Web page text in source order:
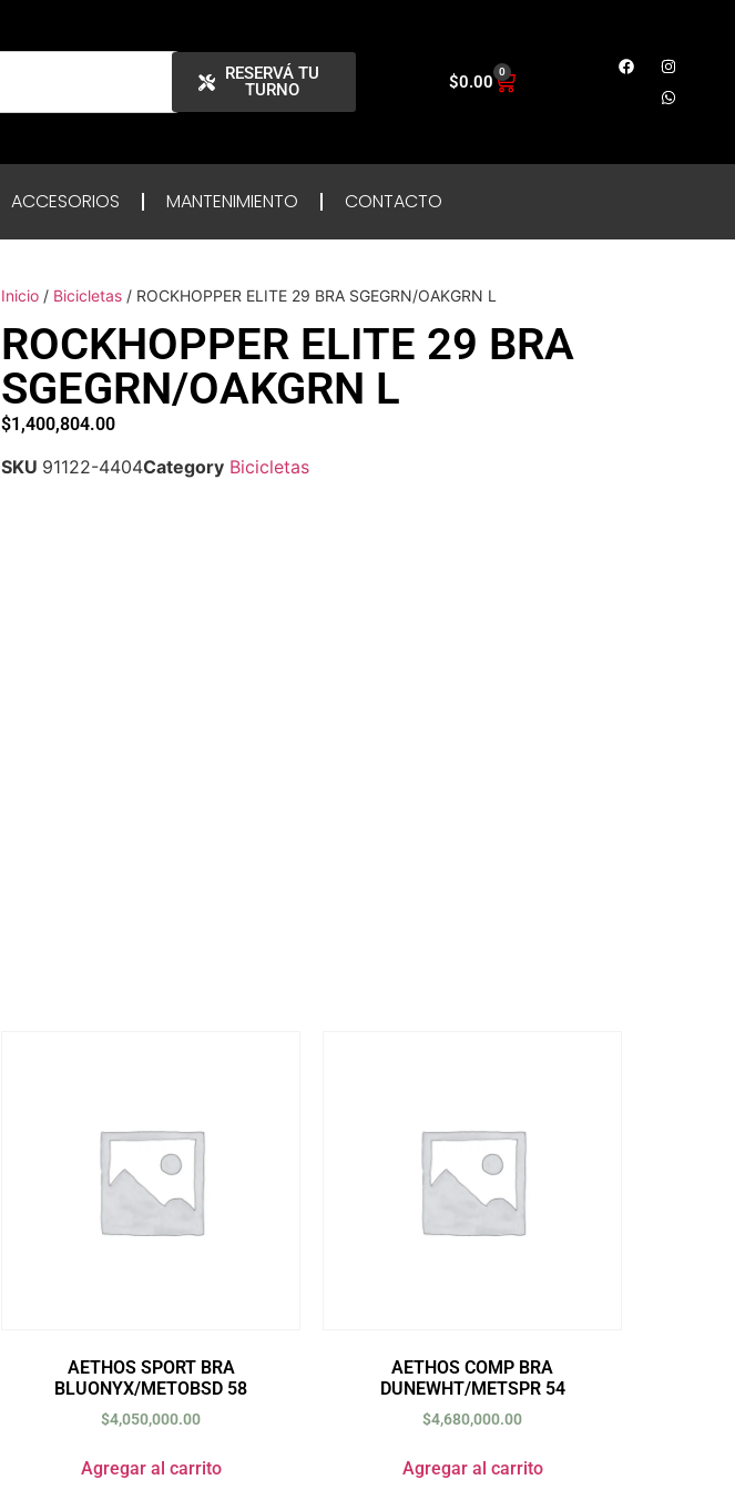
RESERVÁ TU
TURNO
$0.00 0
ACCESORIOS MANTENIMIENTO CONTACTO
Inicio / Bicicletas / ROCKHOPPER ELITE 29 BRA SGEGRN/OAKGRN L
ROCKHOPPER ELITE 29 BRA
SGEGRN/OAKGRN L
$1,400,804.00
SKU 91122-4404Category Bicicletas
AETHOS SPORT BRA
BLUONYX/METOBSD 58
$4,050,000.00
Agregar al carrito
AETHOS COMP BRA
DUNEWHT/METSPR 54
$4,680,000.00
Agregar al carrito